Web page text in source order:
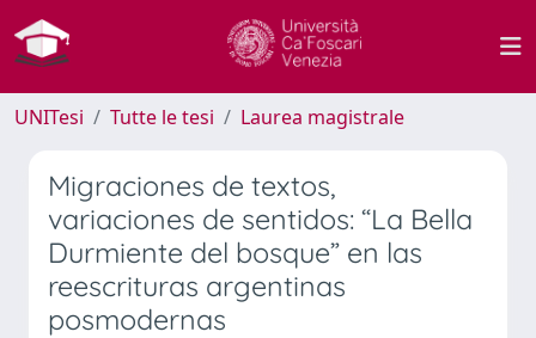
UNITesi Tutte le tesi Laurea magistrale
Migraciones de textos,
variaciones de sentidos: “La Bella
Durmiente del bosque” en las
reescrituras argentinas
posmodernas